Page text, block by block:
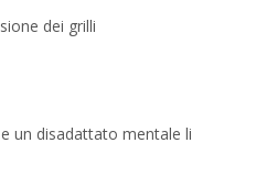
dei grilli
un disadattato mentale li